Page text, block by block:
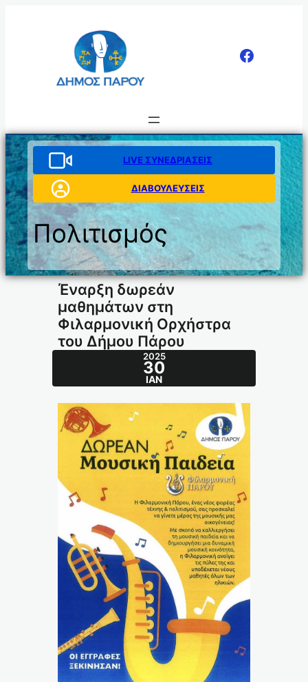
LIVE ΣΥΝΕΔΡΙΑΣΕΙΣ
ΔΙΑΒΟΥΛΕΥΣΕΙΣ
Πολιτισμός
Έναρξη δωρεάν
μαθημάτων στη
Φιλαρμονική Ορχήστρα
του Δήμου Πάρου
2025
30
ΙΑΝ